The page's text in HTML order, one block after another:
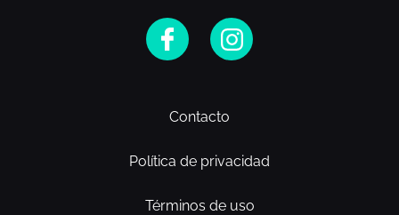
Contacto
Política de privacidad
Términos de uso